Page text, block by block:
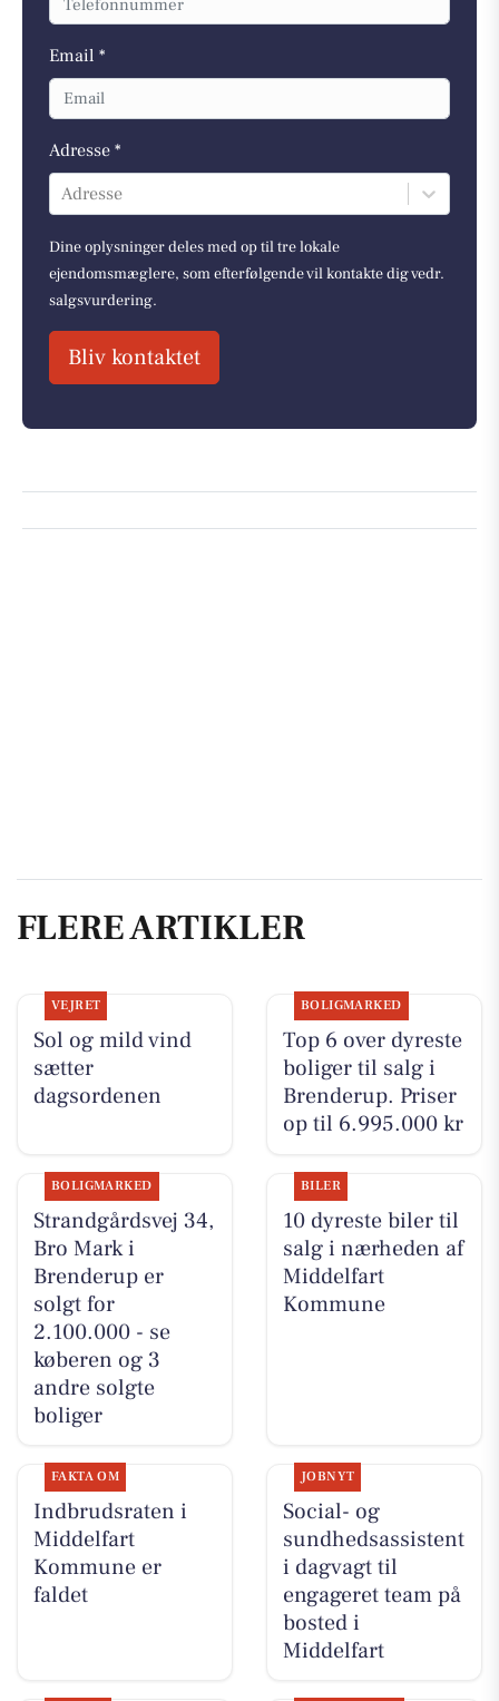
Email *
Adresse *
Adresse
Dine oplysninger deles med op til tre lokale
ejendomsmæglere, som efterfølgende vil kontakte dig vedr.
salgsvurdering.
Bliv kontaktet
FLERE ARTIKLER
VEJRET
Sol og mild vind
sætter
dagsordenen
BOLIGMARKED
Top 6 over dyreste
boliger til salg i
Brenderup. Priser
op til 6.995.000 kr
BOLIGMARKED
Strandgårdsvej 34,
Bro Mark i
Brenderup er
solgt for
2.100.000 - se
køberen og 3
andre solgte
boliger
BILER
10 dyreste biler til
salg i nærheden af
Middelfart
Kommune
FAKTA OM
Indbrudsraten i
Middelfart
Kommune er
faldet
JOBNYT
Social- og
sundhedsassistent
i dagvagt til
engageret team på
bosted i
Middelfart